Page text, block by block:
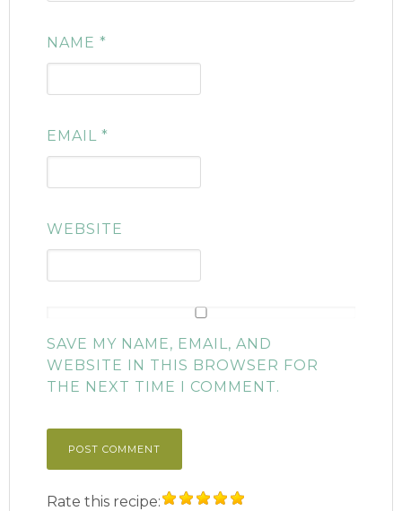
NAME*
EMAIL*
WEBSITE
SAVE MY NAME, EMAIL, AND
WEBSITE IN THIS BROWSER FOR
THE NEXT TIME I COMMENT.
Rate this recipe: